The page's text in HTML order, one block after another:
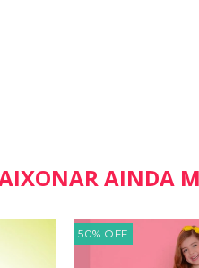
AINDA
50% OFF